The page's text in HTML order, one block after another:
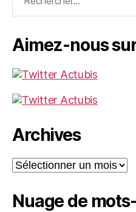
Aimez-nous
Archives
Archives
Nuage de